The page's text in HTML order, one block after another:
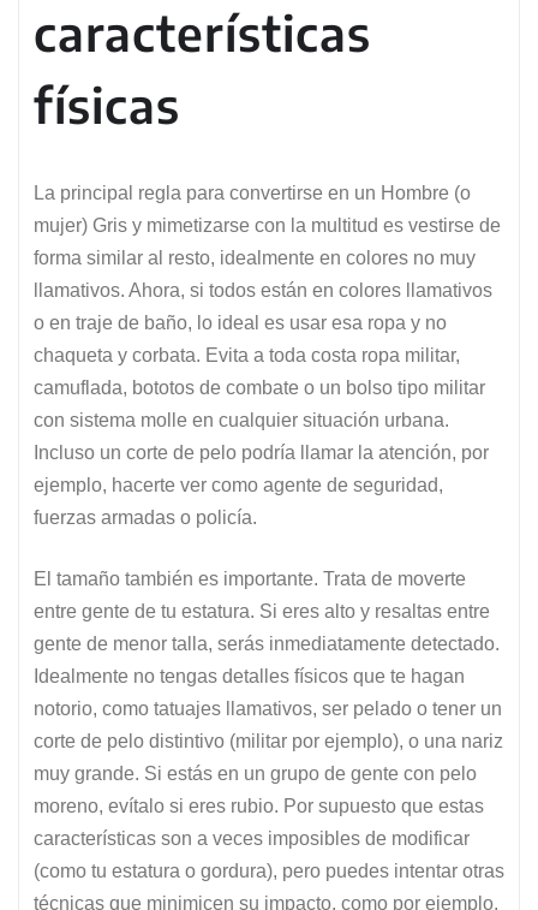
características
físicas
La principal regla para convertirse en un Hombre (o
mujer) Gris y mimetizarse con la multitud es vestirse de
forma similar al resto, idealmente en colores no muy
llamativos. Ahora, si todos están en colores llamativos
o en traje de baño, lo ideal es usar esa ropa y no
chaqueta y corbata. Evita a toda costa ropa militar,
camuflada, bototos de combate o un bolso tipo militar
con sistema molle en cualquier situación urbana.
Incluso un corte de pelo podría llamar la atención, por
ejemplo, hacerte ver como agente de seguridad,
fuerzas armadas o policía.
El tamaño también es importante. Trata de moverte
entre gente de tu estatura. Si eres alto y resaltas entre
gente de menor talla, serás inmediatamente detectado.
Idealmente no tengas detalles físicos que te hagan
notorio, como tatuajes llamativos, ser pelado o tener un
corte de pelo distintivo (militar por ejemplo), o una nariz
muy grande. Si estás en un grupo de gente con pelo
moreno, evítalo si eres rubio. Por supuesto que estas
características son a veces imposibles de modificar
(como tu estatura o gordura), pero puedes intentar otras
técnicas que minimicen su impacto, como por ejemplo,